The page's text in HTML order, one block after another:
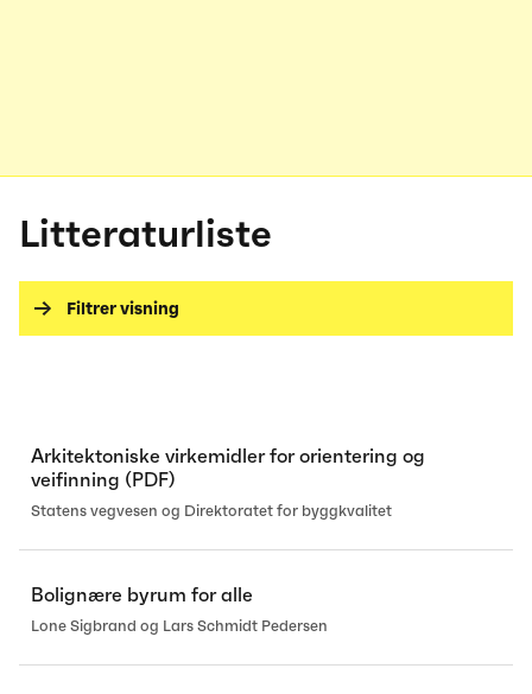
Litteraturliste
Filtrer visning
Arkitektoniske virkemidler for orientering og
veifinning (PDF)
Statens vegvesen og Direktoratet for byggkvalitet
Bolignære byrum for alle
Lone Sigbrand og Lars Schmidt Pedersen